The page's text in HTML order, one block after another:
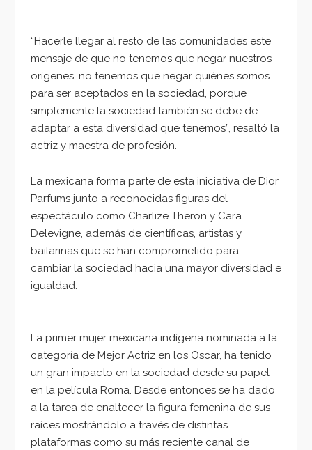
“Hacerle llegar al resto de las comunidades este
mensaje de que no tenemos que negar nuestros
orígenes, no tenemos que negar quiénes somos
para ser aceptados en la sociedad, porque
simplemente la sociedad también se debe de
adaptar a esta diversidad que tenemos”, resaltó la
actriz y maestra de profesión.
La mexicana forma parte de esta iniciativa de Dior
Parfums junto a reconocidas figuras del
espectáculo como Charlize Theron y Cara
Delevigne, además de científicas, artistas y
bailarinas que se han comprometido para
cambiar la sociedad hacia una mayor diversidad e
igualdad.
La primer mujer mexicana indígena nominada a la
categoría de Mejor Actriz en los Oscar, ha tenido
un gran impacto en la sociedad desde su papel
en la película Roma. Desde entonces se ha dado
a la tarea de enaltecer la figura femenina de sus
raíces mostrándolo a través de distintas
plataformas como su más reciente canal de